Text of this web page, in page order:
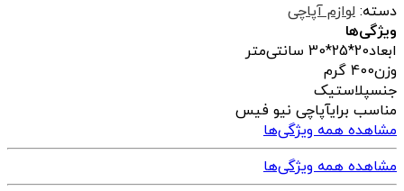
دسته: لوازم آپاچی
ویژگی‌ها
ابعاد20*25*30 سانتی‌متر
وزن400 گرم
جنسپلاستیک
مناسب برایآپاچی نیو فیس
مشاهده همه ویژگی‌ها
مشاهده همه ویژگی‌ها